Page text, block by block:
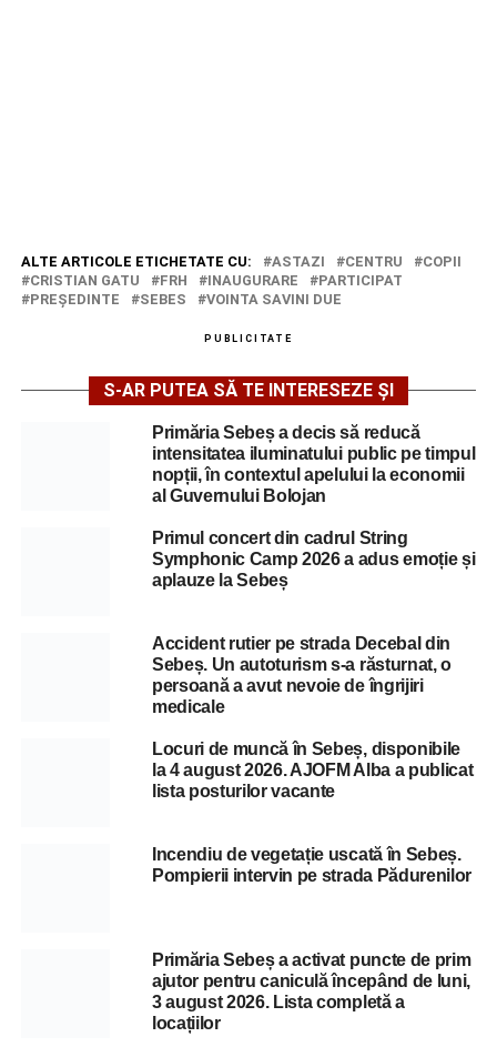
ALTE ARTICOLE ETICHETATE CU: ASTAZI CENTRU
COPII
CRISTIAN GATU
FRH INAUGURARE
PARTICIPAT
PREŞEDINTE
SEBES VOINTA SAVINI DUE
PUBLICITATE
S-AR PUTEA SĂ TE INTERESEZE ȘI
Primăria Sebeș a decis să reducă
intensitatea iluminatului public pe timpul
nopții, în contextul apelului la economii
al Guvernului Bolojan
Primul concert din cadrul String
Symphonic Camp 2026 a adus emoție și
aplauze la Sebeș
Accident rutier pe strada Decebal din
Sebeș. Un autoturism s-a răsturnat, o
persoană a avut nevoie de îngrijiri
medicale
Locuri de muncă în Sebeș, disponibile
la 4 august 2026. AJOFM Alba a publicat
lista posturilor vacante
Incendiu de vegetație uscată în Sebeș.
Pompierii intervin pe strada Pădurenilor
Primăria Sebeș a activat puncte de prim
ajutor pentru caniculă începând de luni,
3 august 2026. Lista completă a
locațiilor